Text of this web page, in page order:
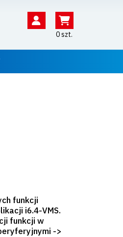
0 szt.
funkcji
i6.4-VMS.
funkcji w
->